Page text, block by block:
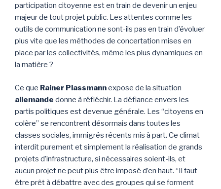
participation citoyenne est en train de devenir un enjeu
majeur de tout projet public. Les attentes comme les
outils de communication ne sont-ils pas en train d’évoluer
plus vite que les méthodes de concertation mises en
place par les collectivités, même les plus dynamiques en
la matière ?
Ce que Rainer Plassmannexpose de la situation
allemande donne à réfléchir. La défiance envers les
partis politiques est devenue générale. Les “citoyens en
colère” se rencontrent désormais dans toutes les
classes sociales, immigrés récents mis à part. Ce climat
interdit purement et simplement la réalisation de grands
projets d’infrastructure, si nécessaires soient-ils, et
aucun projet ne peut plus être imposé d’en haut. “Il faut
être prêt à débattre avec des groupes qui se forment